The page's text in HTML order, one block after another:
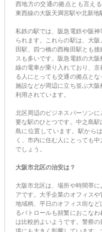
西地方の交通の拠点とも言え
東西線の大阪天満宮駅や北新地
私鉄の駅では、阪急電鉄や阪
られます。これらの駅は、大
田駅、四つ橋の西梅田駅とも
スも多いです。阪急電鉄の大
線の電車が乗り入れており、
る人にとっても交通の拠点と
施設などが周辺に立ち並ぶ大
利用されています。
北区周辺のビジネスパーソン
要な駅のひとつです。中之島
島に位置しています。駅から
く、市内に住む人にとっても
でしょう。
大阪市北区の治安は？
大阪市北区は、場所や時間帯
アです。大手企業のオフィス
地域柄、平日のオフィス街な
るパトロールも頻繁におこな
は比較的よいようです。警察